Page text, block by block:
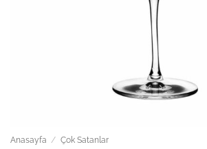
Anasayfa / Çok Satanlar